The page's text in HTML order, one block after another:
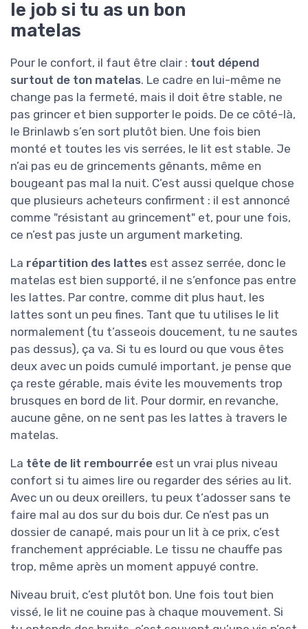
le job si tu as un bon
matelas
Pour le confort, il faut être clair : tout dépend
surtout de ton matelas. Le cadre en lui-même ne
change pas la fermeté, mais il doit être stable, ne
pas grincer et bien supporter le poids. De ce côté-là,
le Brinlawb s’en sort plutôt bien. Une fois bien
monté et toutes les vis serrées, le lit est stable. Je
n’ai pas eu de grincements gênants, même en
bougeant pas mal la nuit. C’est aussi quelque chose
que plusieurs acheteurs confirment : il est annoncé
comme "résistant au grincement" et, pour une fois,
ce n’est pas juste un argument marketing.
La répartition des lattes est assez serrée, donc le
matelas est bien supporté, il ne s’enfonce pas entre
les lattes. Par contre, comme dit plus haut, les
lattes sont un peu fines. Tant que tu utilises le lit
normalement (tu t’asseois doucement, tu ne sautes
pas dessus), ça va. Si tu es lourd ou que vous êtes
deux avec un poids cumulé important, je pense que
ça reste gérable, mais évite les mouvements trop
brusques en bord de lit. Pour dormir, en revanche,
aucune gêne, on ne sent pas les lattes à travers le
matelas.
La tête de lit rembourrée est un vrai plus niveau
confort si tu aimes lire ou regarder des séries au lit.
Avec un ou deux oreillers, tu peux t’adosser sans te
faire mal au dos sur du bois dur. Ce n’est pas un
dossier de canapé, mais pour un lit à ce prix, c’est
franchement appréciable. Le tissu ne chauffe pas
trop, même après un moment appuyé contre.
Niveau bruit, c’est plutôt bon. Une fois tout bien
vissé, le lit ne couine pas à chaque mouvement. Si